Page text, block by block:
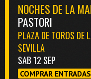
NOCHES DE LA
PASTORI
PLAZA DE TOROS DE
SEVILLA
SAB 12 SEP
COMPRAR ENTRADAS